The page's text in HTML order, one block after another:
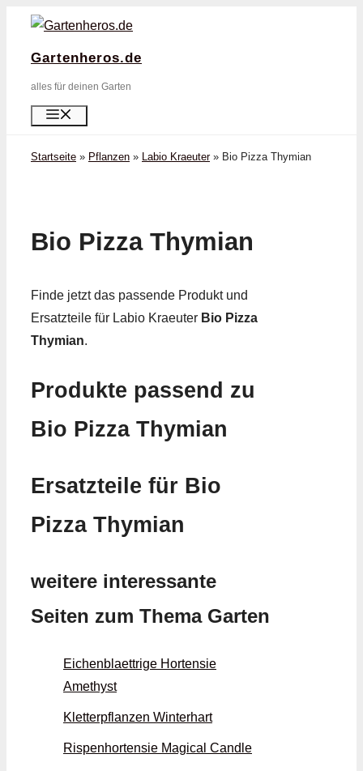
Zum
springen
Gartenheros.de
alles für deinen Garten
Startseite » Pflanzen » Labio Kraeuter» Bio Pizza Thymian
Bio Pizza Thymian
Finde jetzt das passende Produkt und
Ersatzteile für Labio Kraeuter Bio Pizza
Thymian.
Produkte passend zu
Bio Pizza Thymian
Ersatzteile für Bio
Pizza Thymian
weitere interessante
Seiten zum Thema Garten
Eichenblaettrige Hortensie
Amethyst
Kletterpflanzen Winterhart
Rispenhortensie Magical Candle